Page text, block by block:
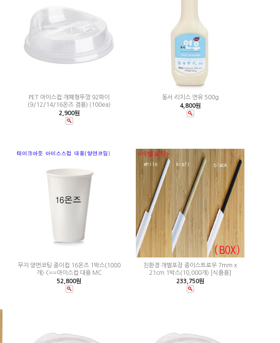
PET 아이스컵 개폐형뚜껑 92파이
(9/12/14/16온즈 겸용) (100ea)
2,900원
동서 리치스 연유 500g
4,800원
무지 양면코팅 종이컵 16온즈 1박스(1000
개) <==아이스컵 대용 MC
52,800원
친환경 개별포장 종이스트로우 7mm x
21cm 1박스(10,000개) [식품용]
233,750원